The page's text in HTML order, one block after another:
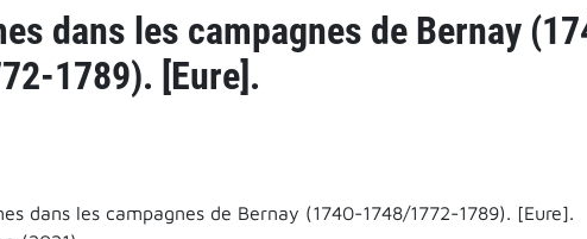
dans les campagnes de Bernay
1789). [Eure].
dans les campagnes de Bernay (1740-1748/1772-1789). [Eure].